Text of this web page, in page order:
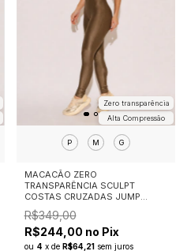
Alta Compressão
Zero transparência
P M G
MACACÃO ZERO
TRANSPARÊNCIA SCULPT
COSTAS CRUZADAS JUMP
MASCAVO
R$349,00
R$244,00 no Pix
ou 4 x de R$64,21 sem juros